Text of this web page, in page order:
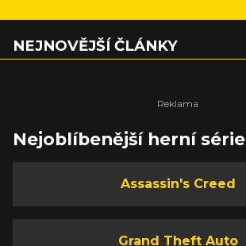
NEJNOVĚJŠÍ ČLÁNKY
Nejoblíbenější herní série
Assassin's Creed
Grand Theft Auto